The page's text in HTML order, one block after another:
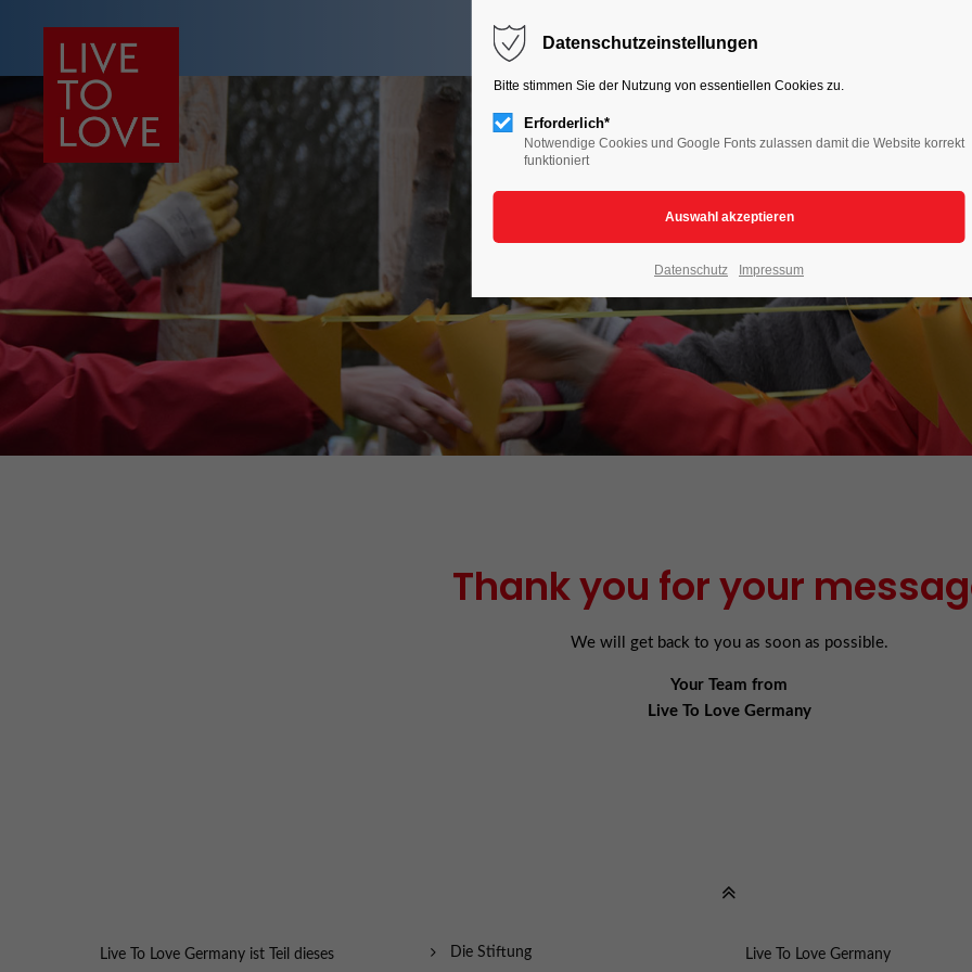
HOME LIVE TO LOVE
Thank you for your
We will get back to you as soon as possible.
Your Team from
Live To Love Germany
Live To Love Germany ist Teil dieses Die Stiftung Live To Love Germany
Datenschutzeinstellungen
Bitte stimmen Sie der Nutzung von essentiellen Cookies zu.
Erforderlich*
Notwendige Cookies und Google Fonts zulassen damit die Website korrekt
funktioniert
Datenschutz Impressum